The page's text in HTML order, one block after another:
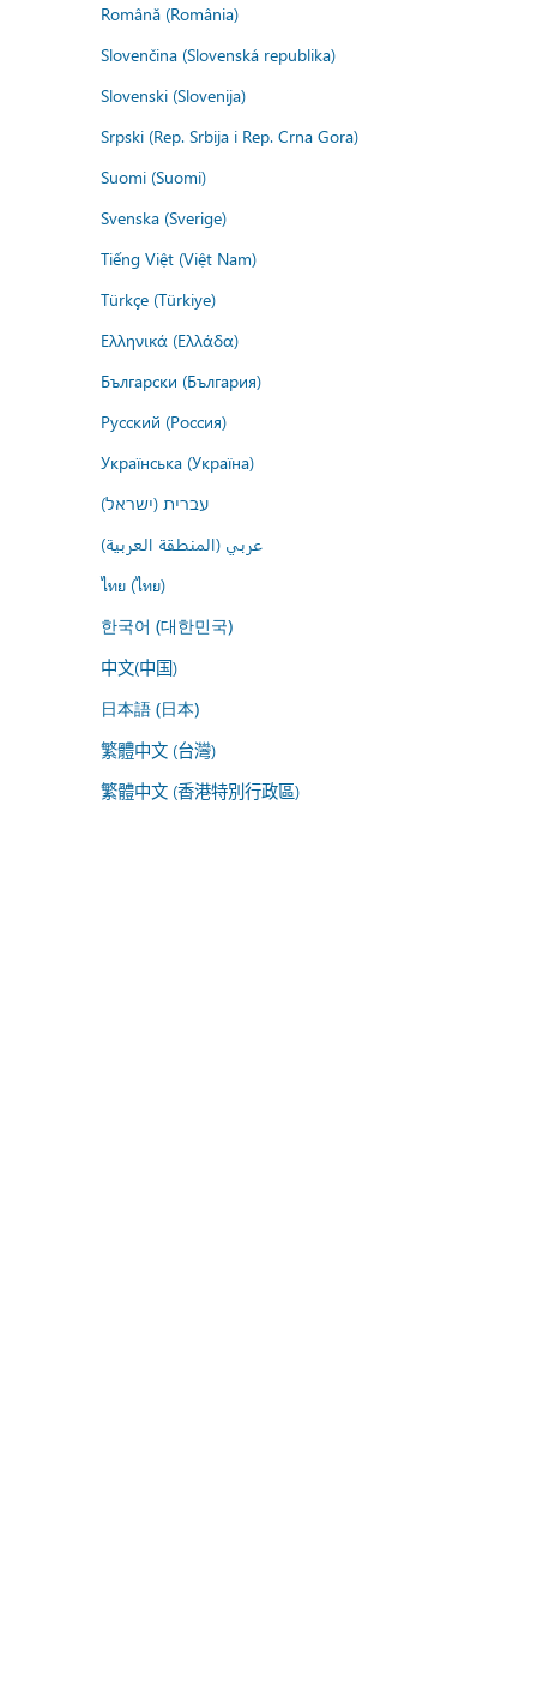
Română (România)
Slovenčina (Slovenská republika)
Slovenski (Slovenija)
Srpski (Rep. Srbija i Rep. Crna Gora)
Suomi (Suomi)
Svenska (Sverige)
Tiếng Việt (Việt Nam)
Türkçe (Türkiye)
Ελληνικά (Ελλάδα)
Български (България)
Русский (Россия)
Українська (Україна)
עברית (ישראל)
عربي (المنطقة العربية)
ไทย (ไทย)
한국어 (대한민국)
中文(中国)
日本語 (日本)
繁體中文 (台灣)
繁體中文 (香港特別行政區)